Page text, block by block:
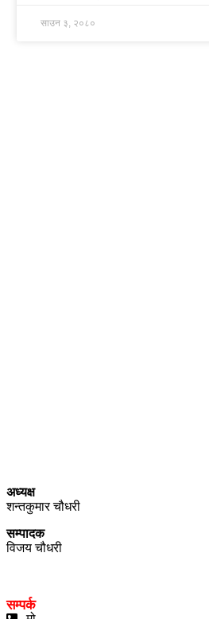
साउन ३, २०८०
अध्यक्ष
शन्तकुमार चौधरी
सम्पादक
विजय चौधरी
सम्पर्क